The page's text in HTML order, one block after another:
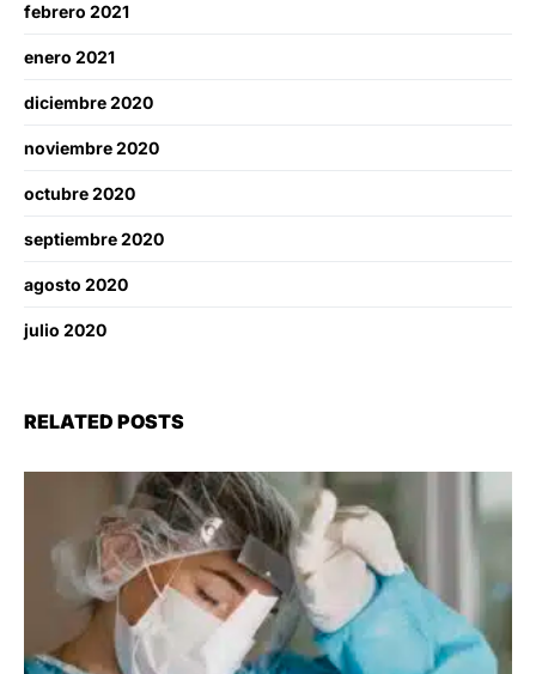
febrero 2021
enero 2021
diciembre 2020
noviembre 2020
octubre 2020
septiembre 2020
agosto 2020
julio 2020
RELATED POSTS